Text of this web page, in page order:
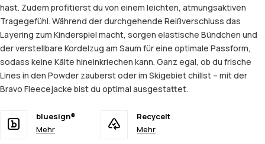
hast. Zudem profitierst du von einem leichten, atmungsaktiven
Tragegefühl. Während der durchgehende Reißverschluss das
Layering zum Kinderspiel macht, sorgen elastische Bündchen und
der verstellbare Kordelzug am Saum für eine optimale Passform,
sodass keine Kälte hineinkriechen kann. Ganz egal, ob du frische
Lines in den Powder zauberst oder im Skigebiet chillst – mit der
Bravo Fleecejacke bist du optimal ausgestattet.
bluesign®
Mehr
Recycelt
Mehr